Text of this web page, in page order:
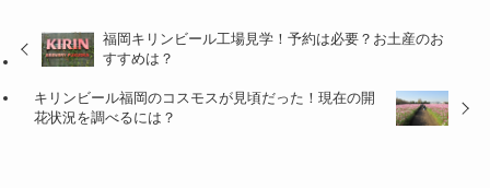
福岡キリンビール工場見学！予約は必要？お土産のお
すすめは？
キリンビール福岡のコスモスが見頃だった！現在の開
花状況を調べるには？